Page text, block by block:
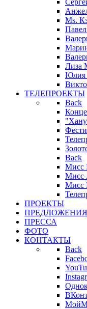
Ms.
Лиза
Юлия
ТЕЛЕПРОЕКТЫ
Back
Back
Мисс
Мисс
Мисс
ПРОЕКТЫ
ПРЕДЛОЖЕНИЯ
ПРЕССА
ФОТО
КОНТАКТЫ
Back